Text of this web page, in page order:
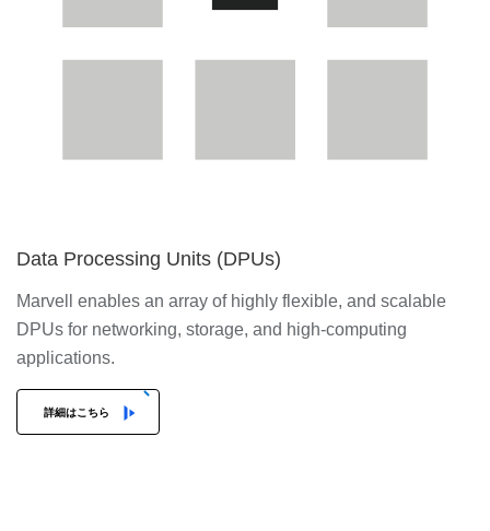
Data Processing Units (DPUs)
Marvell enables an array of highly flexible, and scalable
DPUs for networking, storage, and high-computing
applications.
詳細はこちら